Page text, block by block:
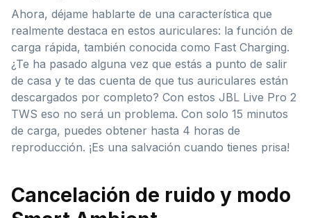
Ahora, déjame hablarte de una característica que
realmente destaca en estos auriculares: la función de
carga rápida, también conocida como Fast Charging.
¿Te ha pasado alguna vez que estás a punto de salir
de casa y te das cuenta de que tus auriculares están
descargados por completo? Con estos JBL Live Pro 2
TWS eso no será un problema. Con solo 15 minutos
de carga, puedes obtener hasta 4 horas de
reproducción. ¡Es una salvación cuando tienes prisa!
Cancelación de ruido y modo